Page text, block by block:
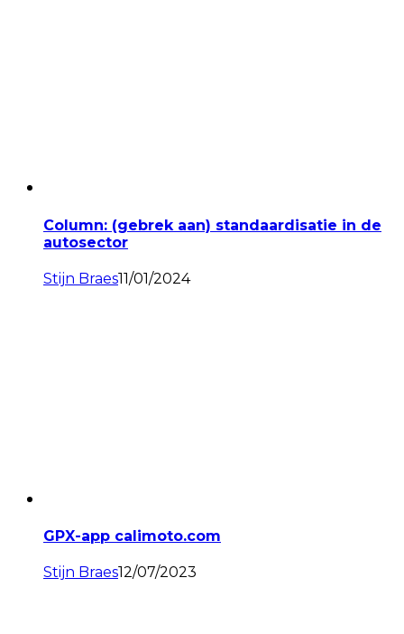
Column: (gebrek aan) standaardisatie in de
autosector
Stijn Braes11/01/2024
GPX-app calimoto.com
Stijn Braes12/07/2023